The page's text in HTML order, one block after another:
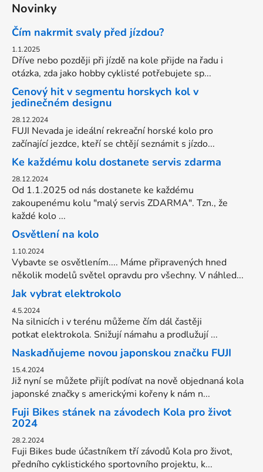
Novinky
Čím nakrmit svaly před jízdou?
1.1.2025
Dříve nebo později při jízdě na kole přijde na řadu i
otázka, zda jako hobby cyklisté potřebujete sp...
Cenový hit v segmentu horskych kol v
jedinečném designu
28.12.2024
FUJI Nevada je ideální rekreační horské kolo pro
začínající jezdce, kteří se chtějí seznámit s jízdo...
Ke každému kolu dostanete servis zdarma
28.12.2024
Od 1.1.2025 od nás dostanete ke každému
zakoupenému kolu "malý servis ZDARMA". Tzn., že
každé kolo ...
Osvětlení na kolo
1.10.2024
Vybavte se osvětlením.... Máme připravených hned
několik modelů světel opravdu pro všechny. V náhled...
Jak vybrat elektrokolo
4.5.2024
Na silnicích i v terénu můžeme čím dál častěji
potkat elektrokola. Snižují námahu a prodlužují ...
Naskadňujeme novou japonskou značku FUJI
15.4.2024
Již nyní se můžete přijít podívat na nově objednaná kola
japonské značky s americkými kořeny k nám n...
Fuji Bikes stánek na závodech Kola pro život
2024
28.2.2024
Fuji Bikes bude účastníkem tří závodů Kola pro život,
předního cyklistického sportovního projektu, k...